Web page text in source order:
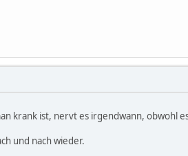
krank ist, nervt es irgendwann, obwohl
und nach wieder.